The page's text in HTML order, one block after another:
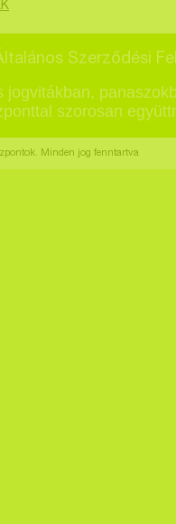
Szerződési
jogvitákban,
szorosan
Minden jog fenntartva